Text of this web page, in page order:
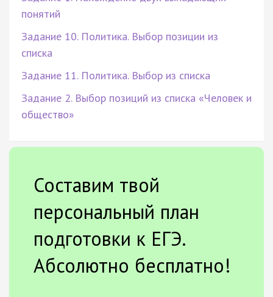
понятий
Задание 10. Политика. Выбор позиции из
списка
Задание 11. Политика. Выбор из списка
Задание 2. Выбор позиций из списка «Человек и
общество»
Составим твой
персональный план
подготовки к ЕГЭ.
Абсолютно бесплатно!